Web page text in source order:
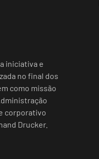
iniciativa e
no final dos
como missão
corporativo
Drucker.